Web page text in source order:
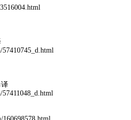
57410745_d.html
译